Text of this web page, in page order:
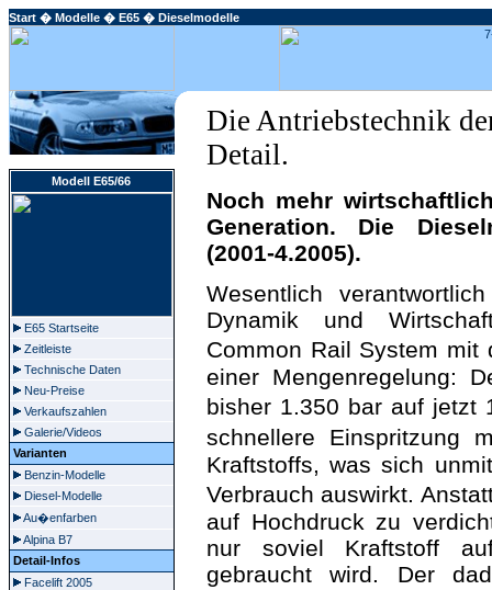
Start � Modelle � E65 � Dieselmodelle
Modell E65/66
E65 Startseite
Zeitleiste
Technische Daten
Neu-Preise
Verkaufszahlen
Galerie/Videos
Varianten
Benzin-Modelle
Diesel-Modelle
Au�enfarben
Alpina B7
Detail-Infos
Facelift 2005
Die Antriebstechnik
Detail.
Noch mehr
Generation. Die
(2001-4.2005).
Wesentlich
Dynamik und
Common Rail System
einer Mengenregelung:
bisher 1.350 bar auf jetzt
schnellere Einspritzung
Kraftstoffs, was sich
Verbrauch auswirkt.
auf Hochdruck zu
nur soviel Kraftstoff
gebraucht wird. Der